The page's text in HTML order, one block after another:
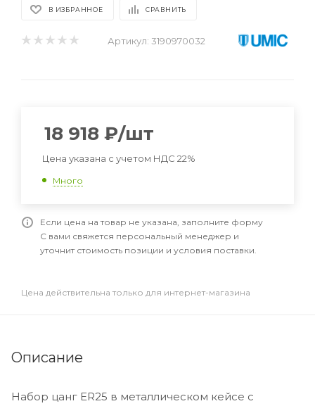
В ИЗБРАННОЕ СРАВНИТЬ
Артикул: 3190970032
18 918 ₽/шт
Цена указана с учетом НДС 22%
Много
Если цена на товар не указана, заполните форму
С вами свяжется персональный менеджер и
уточнит стоимость позиции и условия поставки.
Цена действительна только для интернет-магазина
Описание
Набор цанг ER25 в металлическом кейсе с